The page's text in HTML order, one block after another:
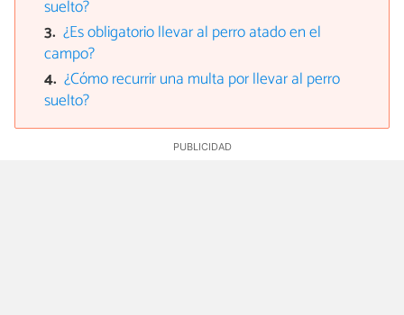
suelto?
¿Es obligatorio llevar al perro atado en el
campo?
¿Cómo recurrir una multa por llevar al perro
suelto?